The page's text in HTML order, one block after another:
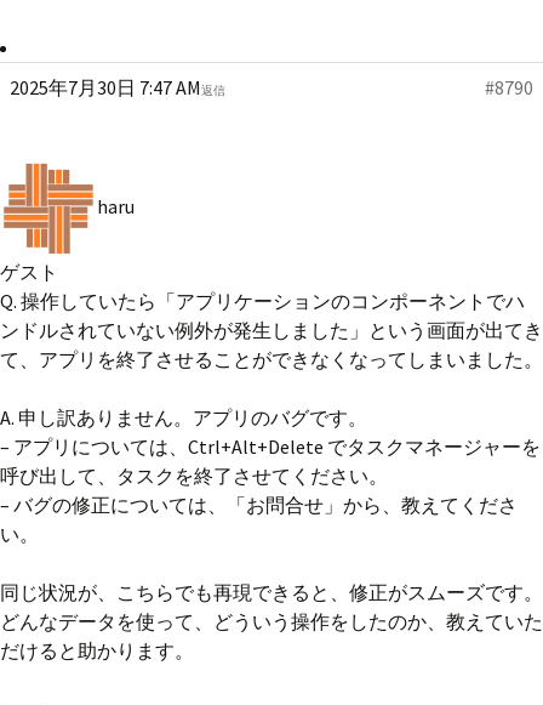
2025年7月30日 7:47 AM #8790
返信
haru
ゲスト
Q. 操作していたら「アプリケーションのコンポーネントでハ
ンドルされていない例外が発生しました」という画面が出てき
て、アプリを終了させることができなくなってしまいました。
A. 申し訳ありません。アプリのバグです。
– アプリについては、Ctrl+Alt+Delete でタスクマネージャーを
呼び出して、タスクを終了させてください。
– バグの修正については、「お問合せ」から、教えてくださ
い。
同じ状況が、こちらでも再現できると、修正がスムーズです。
どんなデータを使って、どういう操作をしたのか、教えていた
だけると助かります。